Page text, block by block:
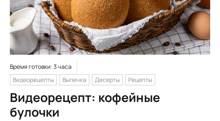
Время готовки: 3 часа
Видеорецепты
Выпечка Десерты Рецепты
Видеорецепт: кофейные
булочки